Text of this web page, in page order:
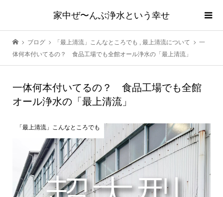
家中ぜ〜んぶ浄水という幸せ
ブログ 「最上清流」こんなところでも , 最上清流について
一
体何本付いてるの？ 食品工場でも全館オール浄水の「最上清流」
一体何本付いてるの？ 食品工場でも全館
オール浄水の「最上清流」
「最上清流」こんなところでも